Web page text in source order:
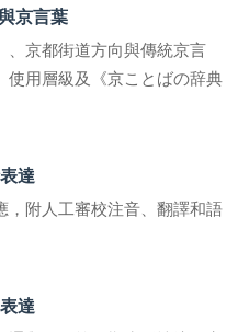
京言葉
、京都街道方向與傳統京言
使用層級及《京ことばの辞典
達
，附人工審校注音、翻譯和語
達